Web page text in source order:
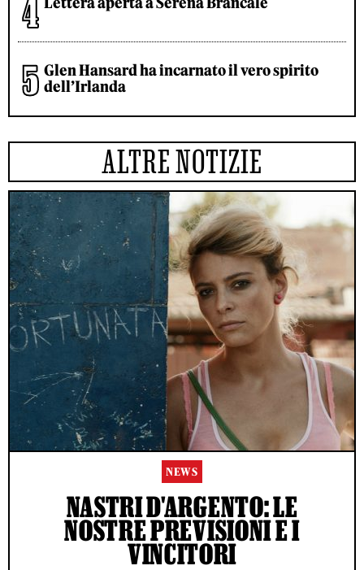
Glen Hansard ha incarnato il vero spirito
dell’Irlanda
ALTRE NOTIZIE
NEWS
NASTRI D'ARGENTO: LE
NOSTRE PREVISIONI E I
VINCITORI